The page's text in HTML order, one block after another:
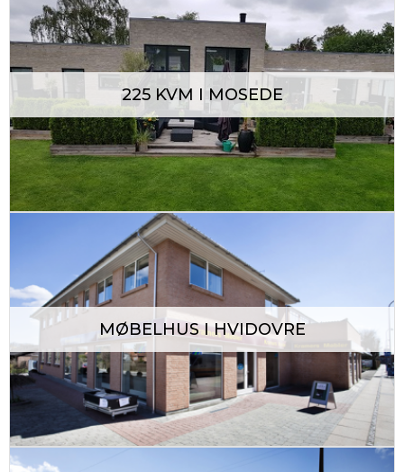
225 KVM I MOSEDE
MØBELHUS I HVIDOVRE